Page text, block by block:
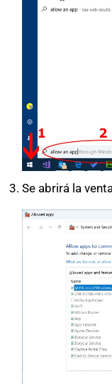
Se abrirá la